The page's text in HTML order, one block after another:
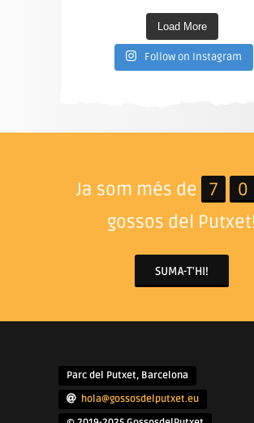
Load More
Follow on Instagram
Ja som més de 7 0
gossos del
SUMA-T'HI!
Parc del Putxet, Barcelona
hola@gossosdelputxet.eu